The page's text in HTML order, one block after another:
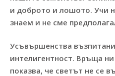
и доброто и лошото. Учи
знаем и не сме
Усъвършенства
интелигентност. Връща
показва, че светът не се